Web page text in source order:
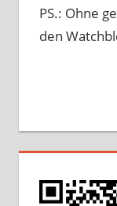
PS.: Ohne
den